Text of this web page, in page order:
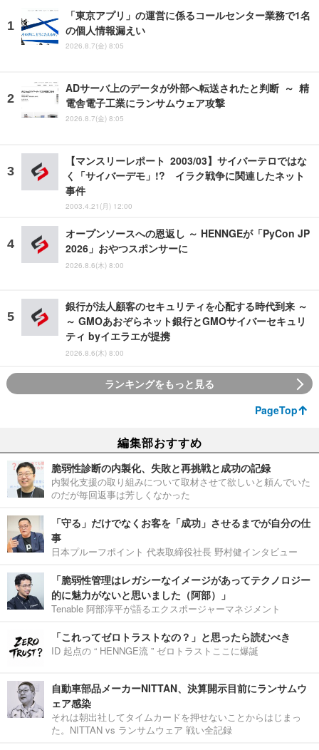
「東京アプリ」の運営に係るコールセンター業務で1名
の個人情報漏えい
2026.8.7(金) 8:05
ADサーバ上のデータが外部へ転送されたと判断 ～ 精
電舎電子工業にランサムウェア攻撃
2026.8.7(金) 8:05
【マンスリーレポート 2003/03】サイバーテロではな
く「サイバーデモ」!? イラク戦争に関連したネット
事件
2003.4.21(月) 12:00
オープンソースへの恩返し ～ HENNGEが「PyCon JP
2026」おやつスポンサーに
2026.8.6(木) 8:00
銀行が法人顧客のセキュリティを心配する時代到来 ～
～ GMOあおぞらネット銀行とGMOサイバーセキュリ
ティ byイエラエが提携
2026.8.6(木) 8:00
ランキングをもっと見る
PageTop
編集部おすすめ
脆弱性診断の内製化、失敗と再挑戦と成功の記録
内製化支援の取り組みについて取材させて欲しいと頼んでいた
のだが毎回返事は芳しくなかった
「守る」だけでなくお客を「成功」させるまでが自分の仕
事
日本プルーフポイント 代表取締役社長 野村健インタビュー
「脆弱性管理はレガシーなイメージがあってテクノロジー
的に魅力がないと思いました（阿部）」
Tenable 阿部淳平が語るエクスポージャーマネジメント
「これってゼロトラストなの？」と思ったら読むべき
ID 起点の “ HENNGE流 ” ゼロトラストここに爆誕
自動車部品メーカーNITTAN、決算開示目前にランサムウ
ェア感染
それは朝出社してタイムカードを押せないことからはじまっ
た。NITTAN vs ランサムウェア 戦い全記録